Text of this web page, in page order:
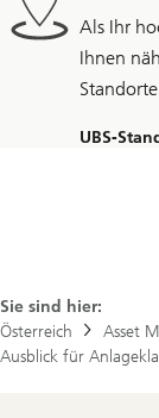
Als Ihr
Ihnen
UBS-
Sie sind hier:
Österreich
Asset
Ausblick für